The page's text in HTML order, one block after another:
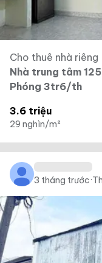
Cho thuê nhà riêng
Nhà trung tâm
Phóng 3tr6/th
3.6 triệu
29 nghìn/m²
3 tháng trước·